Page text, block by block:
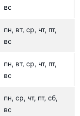
вс
пн, вт, ср, чт, пт,
вс
пн, вт, ср, чт, пт,
вс
пн, ср, чт, пт, сб,
вс